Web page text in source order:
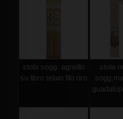
stola sogg. agnello
su libro telaio filo oro
stola